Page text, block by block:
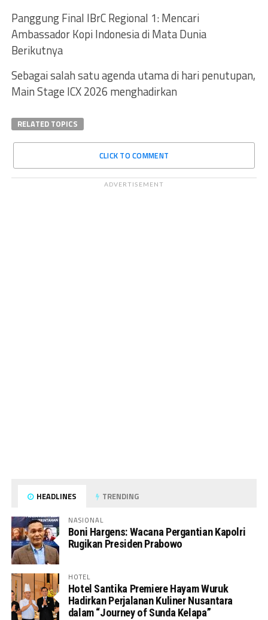
Panggung Final IBrC Regional 1: Mencari
Ambassador Kopi Indonesia di Mata Dunia
Berikutnya
Sebagai salah satu agenda utama di hari penutupan,
Main Stage ICX 2026 menghadirkan
RELATED TOPICS
CLICK TO COMMENT
ADVERTISEMENT
HEADLINES TRENDING
NASIONAL
Boni Hargens: Wacana Pergantian Kapolri
Rugikan Presiden Prabowo
HOTEL
Hotel Santika Premiere Hayam Wuruk
Hadirkan Perjalanan Kuliner Nusantara
dalam “Journey of Sunda Kelapa”